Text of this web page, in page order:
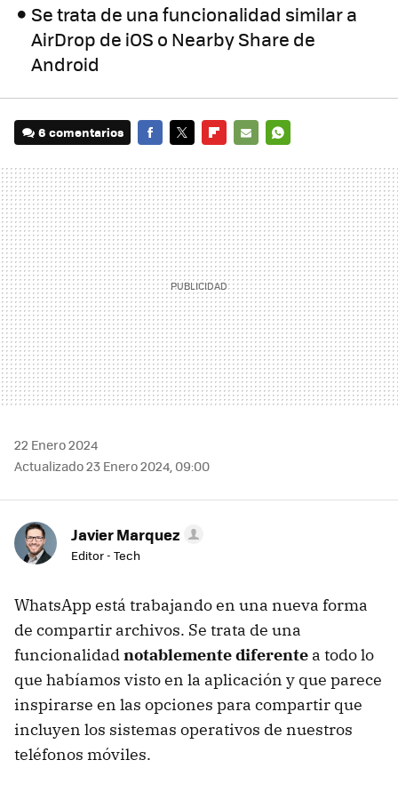
Se trata de una funcionalidad similar a
AirDrop de iOS o Nearby Share de
Android
6 comentarios
MAIL
22 Enero 2024
Actualizado 23 Enero 2024, 09:00
Javier Marquez
Editor - Tech
WhatsApp está trabajando en una nueva forma
de compartir archivos. Se trata de una
funcionalidadnotablemente diferente a todo lo
que habíamos visto en la aplicación y que parece
inspirarse en las opciones para compartir que
incluyen los sistemas operativos de nuestros
teléfonos móviles.